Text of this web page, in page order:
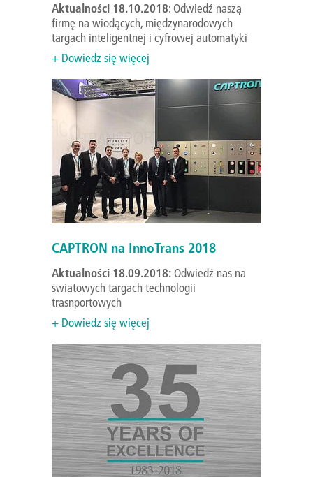
Aktualności 18.10.2018: Odwiedź naszą
firmę na wiodących, międzynarodowych
targach inteligentnej i cyfrowej automatyki
+ Dowiedz się więcej
CAPTRON na InnoTrans 2018
Aktualności 18.09.2018:Odwiedź nas na
światowych targach technologii
trasnportowych
+ Dowiedz się więcej